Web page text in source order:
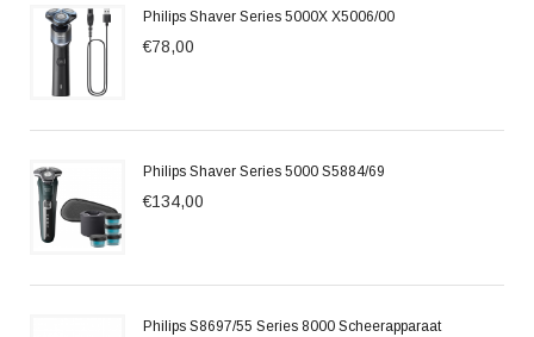
Philips Shaver Series 5000X X5006/00
€78,00
Philips Shaver Series 5000 S5884/69
€134,00
Philips S8697/55 Series 8000 Scheerapparaat